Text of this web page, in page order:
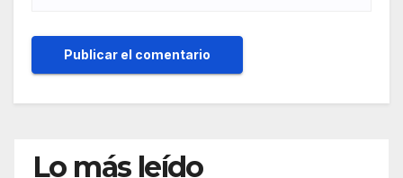
Lo más leído